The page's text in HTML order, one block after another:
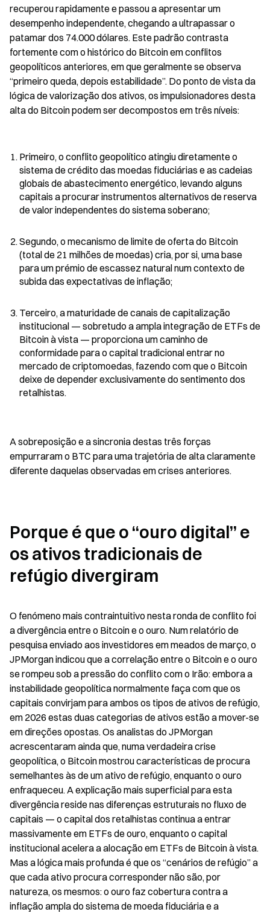
recuperou rapidamente e passou a apresentar um
desempenho independente, chegando a ultrapassar o
patamar dos 74.000 dólares. Este padrão contrasta
fortemente com o histórico do Bitcoin em conflitos
geopolíticos anteriores, em que geralmente se observa
“primeiro queda, depois estabilidade”. Do ponto de vista da
lógica de valorização dos ativos, os impulsionadores desta
alta do Bitcoin podem ser decompostos em três níveis:
Primeiro, o conflito geopolítico atingiu diretamente o
sistema de crédito das moedas fiduciárias e as cadeias
globais de abastecimento energético, levando alguns
capitais a procurar instrumentos alternativos de reserva
de valor independentes do sistema soberano;
Segundo, o mecanismo de limite de oferta do Bitcoin
(total de 21 milhões de moedas) cria, por si, uma base
para um prémio de escassez natural num contexto de
subida das expectativas de inflação;
Terceiro, a maturidade de canais de capitalização
institucional — sobretudo a ampla integração de ETFs de
Bitcoin à vista — proporciona um caminho de
conformidade para o capital tradicional entrar no
mercado de criptomoedas, fazendo com que o Bitcoin
deixe de depender exclusivamente do sentimento dos
retalhistas.
A sobreposição e a sincronia destas três forças
empurraram o BTC para uma trajetória de alta claramente
diferente daquelas observadas em crises anteriores.
Porque é que o “ouro digital” e
os ativos tradicionais de
refúgio divergiram
O fenómeno mais contraintuitivo nesta ronda de conflito foi
a divergência entre o Bitcoin e o ouro. Num relatório de
pesquisa enviado aos investidores em meados de março, o
JPMorgan indicou que a correlação entre o Bitcoin e o ouro
se rompeu sob a pressão do conflito com o Irão: embora a
instabilidade geopolítica normalmente faça com que os
capitais convirjam para ambos os tipos de ativos de refúgio,
em 2026 estas duas categorias de ativos estão a mover-se
em direções opostas. Os analistas do JPMorgan
acrescentaram ainda que, numa verdadeira crise
geopolítica, o Bitcoin mostrou características de procura
semelhantes às de um ativo de refúgio, enquanto o ouro
enfraqueceu. A explicação mais superficial para esta
divergência reside nas diferenças estruturais no fluxo de
capitais — o capital dos retalhistas continua a entrar
massivamente em ETFs de ouro, enquanto o capital
institucional acelera a alocação em ETFs de Bitcoin à vista.
Mas a lógica mais profunda é que os “cenários de refúgio” a
que cada ativo procura corresponder não são, por
natureza, os mesmos: o ouro faz cobertura contra a
inflação ampla do sistema de moeda fiduciária e a